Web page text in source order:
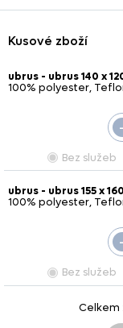
Kusové zboží
ubrus - ubrus 140 x
100% polyester,
-
Bez služeb
ubrus - ubrus 155 x
100% polyester,
-
Bez služeb
Celkem